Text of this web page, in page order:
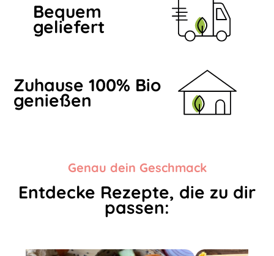
Bequem
geliefert
Zuhause 100% Bio
genießen
Genau dein Geschmack
Entdecke Rezepte, die zu dir
passen: